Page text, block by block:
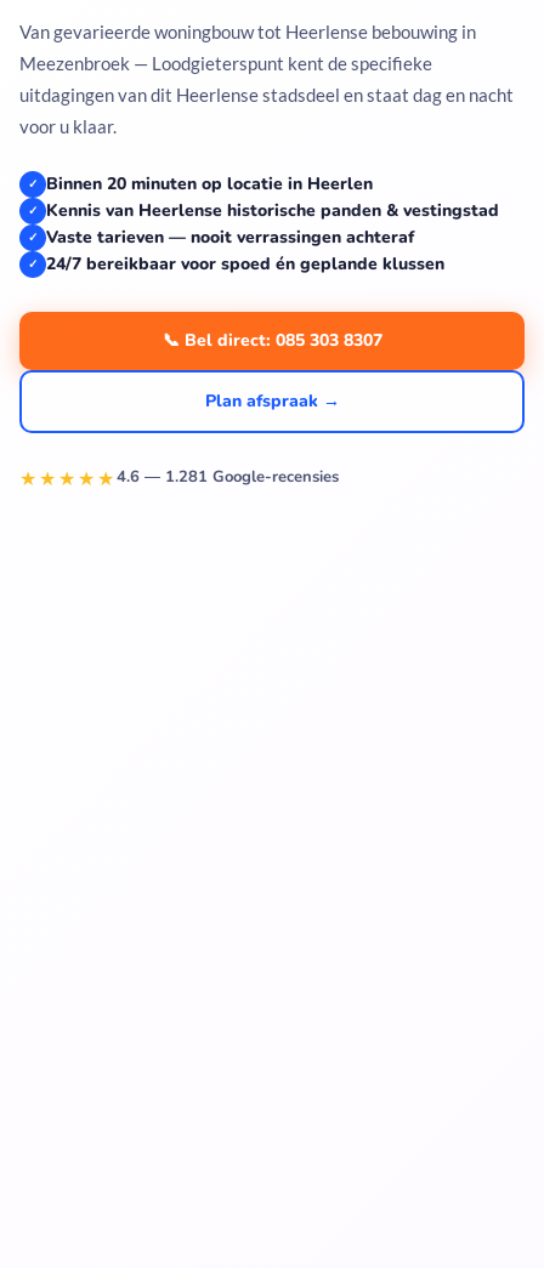
Van gevarieerde woningbouw tot Heerlense bebouwing in
Meezenbroek — Loodgieterspunt kent de specifieke
uitdagingen van dit Heerlense stadsdeel en staat dag en nacht
voor u klaar.
✓ Binnen 20 minuten op locatie in Heerlen
✓ Kennis van Heerlense historische panden & vestingstad
✓ Vaste tarieven — nooit verrassingen achteraf
✓ 24/7 bereikbaar voor spoed én geplande klussen
📞 Bel direct: 085 303 8307
Plan afspraak →
★★★★★4.6 — 1.281 Google-recensies